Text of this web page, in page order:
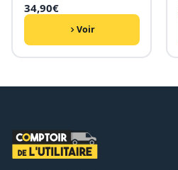
34,90€
Voir